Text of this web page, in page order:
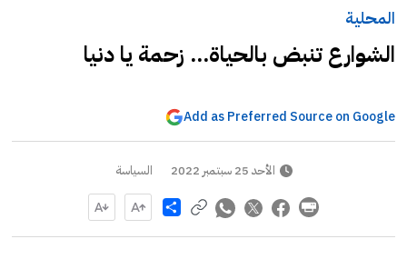
المحلية
الشوارع تنبض بالحياة... زحمة يا دنيا
Add as Preferred Source on Google
الأحد 25 سبتمبر 2022 السياسة
Share